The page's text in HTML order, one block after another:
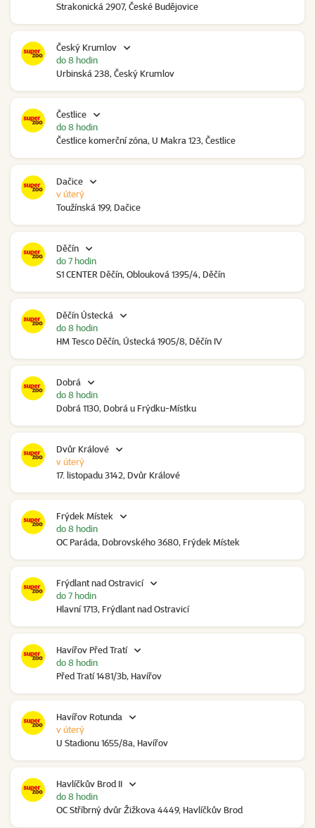
Strakonická 2907, České Budějovice
Český Krumlov
Urbinská 238, Český Krumlov
do 8 hodin
Čestlice
Čestlice komerční zóna, U Makra 123, Čestlice
do 8 hodin
Dačice
Toužínská 199, Dačice
v úterý
Děčín
S1 CENTER Děčín, Oblouková 1395/4, Děčín
do 7 hodin
Děčín Ústecká
HM Tesco Děčín, Ústecká 1905/8, Děčín IV
do 8 hodin
Dobrá
Dobrá 1130, Dobrá u Frýdku-Místku
do 8 hodin
Dvůr Králové
17. listopadu 3142, Dvůr Králové
v úterý
Frýdek Místek
OC Paráda, Dobrovského 3680, Frýdek Místek
do 8 hodin
Frýdlant nad Ostravicí
Hlavní 1713, Frýdlant nad Ostravicí
do 7 hodin
Havířov Před Tratí
Před Tratí 1481/3b, Havířov
do 8 hodin
Havířov Rotunda
U Stadionu 1655/8a, Havířov
v úterý
Havlíčkův Brod II
OC Stříbrný dvůr Žižkova 4449, Havlíčkův Brod
do 8 hodin